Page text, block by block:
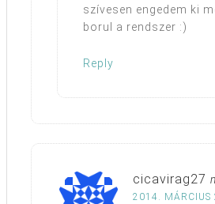
szívesen engedem ki
borul a rendszer :)
Reply
cicavirag27
2014. MÁRCIUS